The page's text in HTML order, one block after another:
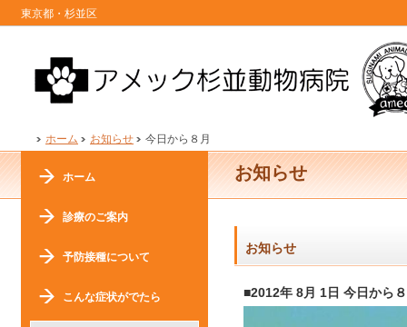
東京都・杉並区
ホーム お知らせ 今日から８月
お知らせ
お知らせ
■2012年 8月 1日 今日から
ホーム
診療のご案内
予防接種について
こんな症状がでたら